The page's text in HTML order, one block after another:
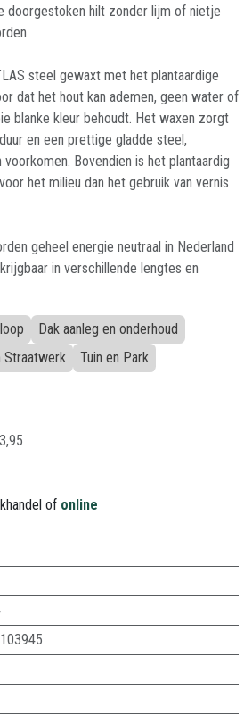
doorgestoken hilt zonder lijm of nietje
steel gewaxt met het plantaardige
dat het hout kan ademen, geen water of
blanke kleur behoudt. Het waxen zorgt
en een prettige gladde steel,
Bovendien is het plantaardig
het milieu dan het gebruik van vernis
geheel energie neutraal in Nederland
in verschillende lengtes en
Dak aanleg en onderhoud
Straatwerk Tuin en Park
of online